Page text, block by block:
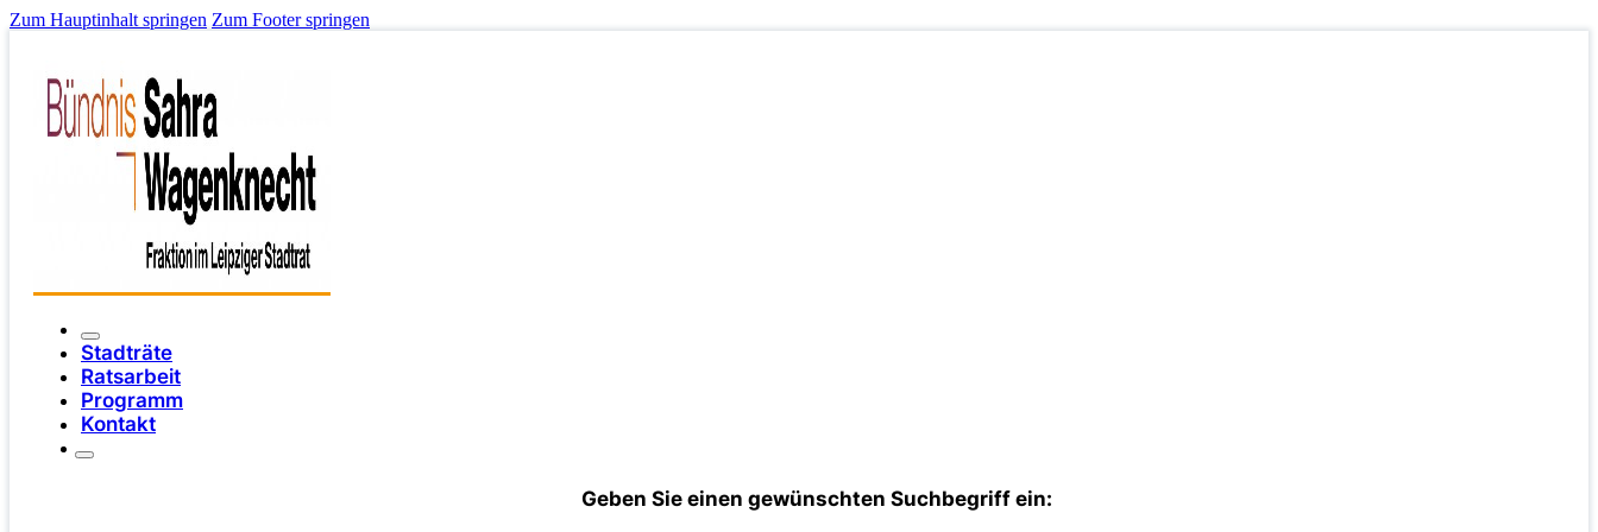
Zum Hauptinhalt springen Zum Footer springen
Stadträte
Ratsarbeit
Programm
Kontakt
Geben Sie einen gewünschten Suchbegriff ein: